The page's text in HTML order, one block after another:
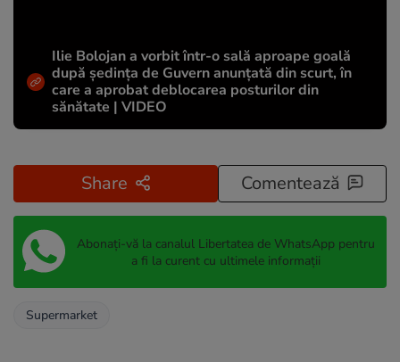
Ilie Bolojan a vorbit într-o sală aproape goală
după ședința de Guvern anunțată din scurt, în
care a aprobat deblocarea posturilor din
sănătate | VIDEO
Share Comentează
Abonați-vă la canalul Libertatea de WhatsApp pentru
a fi la curent cu ultimele informații
Supermarket